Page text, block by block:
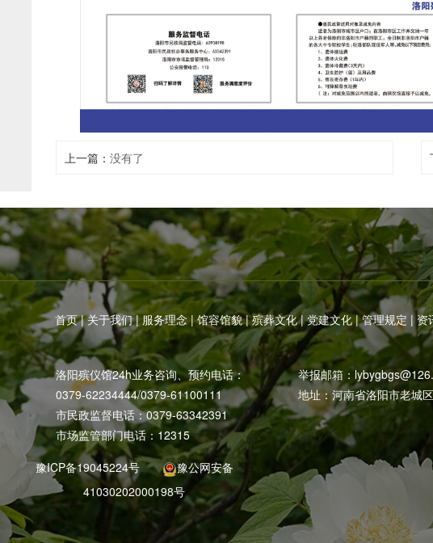
上一篇： 没有了
首页|关于我们|服务理念|馆容馆貌|殡葬文化|党建文化|管理规定 | 资
洛阳殡仪馆24h业务咨询、预约电话：
0379-62234444/0379-61100111
市民政监督电话：0379-63342391
市场监管部门电话：12315
举报邮箱：
地址：河南省洛阳市老城
豫ICP备19045224号
豫公网安备
41030202000198号